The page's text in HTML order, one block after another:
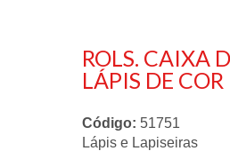
ROLS. CAIXA
LÁPIS DE COR
Código: 51751
Lápis e Lapiseiras